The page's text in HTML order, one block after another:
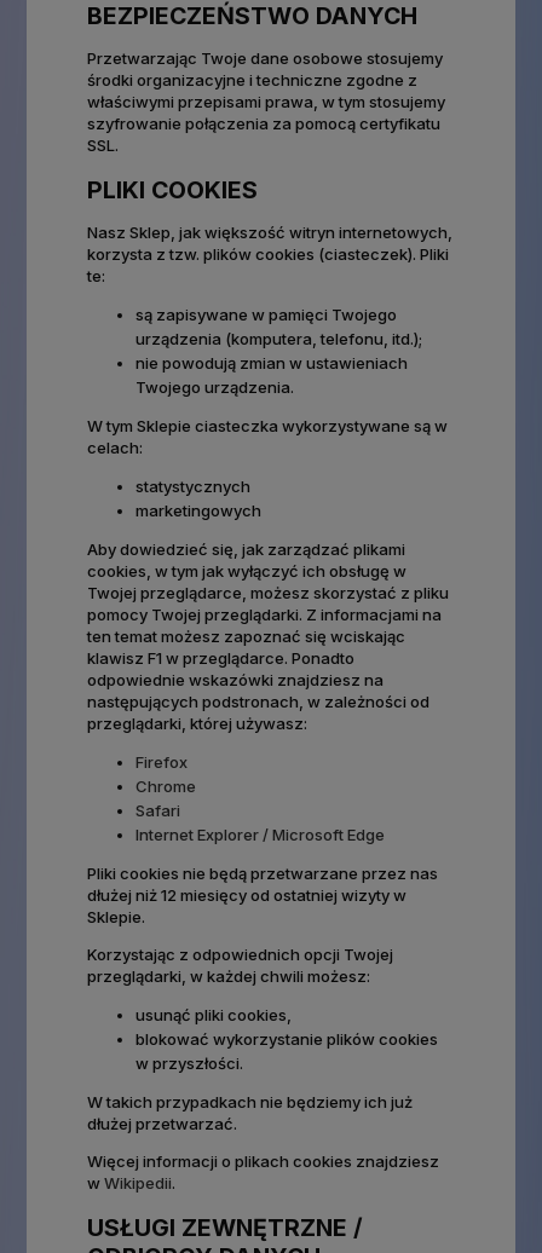
BEZPIECZEŃSTWO DANYCH
Przetwarzając Twoje dane osobowe stosujemy
środki organizacyjne i techniczne zgodne z
właściwymi przepisami prawa, w tym stosujemy
szyfrowanie połączenia za pomocą certyfikatu
SSL.
PLIKI COOKIES
Nasz Sklep, jak większość witryn internetowych,
korzysta z tzw. plików cookies (ciasteczek). Pliki
te:
są zapisywane w pamięci Twojego
urządzenia (komputera, telefonu, itd.);
nie powodują zmian w ustawieniach
Twojego urządzenia.
W tym Sklepie ciasteczka wykorzystywane są w
celach:
statystycznych
marketingowych
Aby dowiedzieć się, jak zarządzać plikami
cookies, w tym jak wyłączyć ich obsługę w
Twojej przeglądarce, możesz skorzystać z pliku
pomocy Twojej przeglądarki. Z informacjami na
ten temat możesz zapoznać się wciskając
klawisz F1 w przeglądarce. Ponadto
odpowiednie wskazówki znajdziesz na
następujących podstronach, w zależności od
przeglądarki, której używasz:
Firefox
Chrome
Safari
Internet Explorer / Microsoft Edge
Pliki cookies nie będą przetwarzane przez nas
dłużej niż 12 miesięcy od ostatniej wizyty w
Sklepie.
Korzystając z odpowiednich opcji Twojej
przeglądarki, w każdej chwili możesz:
usunąć pliki cookies,
blokować wykorzystanie plików cookies
w przyszłości.
W takich przypadkach nie będziemy ich już
dłużej przetwarzać.
Więcej informacji o plikach cookies znajdziesz
wWikipedii.
USŁUGI ZEWNĘTRZNE /